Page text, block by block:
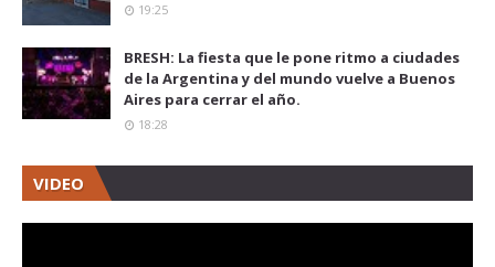
19:25
BRESH: La fiesta que le pone ritmo a ciudades
de la Argentina y del mundo vuelve a Buenos
Aires para cerrar el año.
18:28
VIDEO